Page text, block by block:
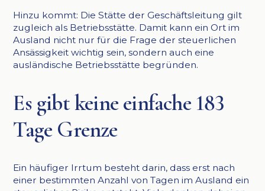
Hinzu kommt: Die Stätte der Geschäftsleitung gilt
zugleich als Betriebsstätte. Damit kann ein Ort im
Ausland nicht nur für die Frage der steuerlichen
Ansässigkeit wichtig sein, sondern auch eine
ausländische Betriebsstätte begründen.
Es gibt keine einfache 183
Tage Grenze
Ein häufiger Irrtum besteht darin, dass erst nach
einer bestimmten Anzahl von Tagen im Ausland ein